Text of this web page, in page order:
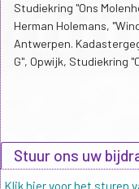
Studiekring "Ons
Herman Holemans,
Antwerpen.
G", Opwijk, Studiekring
Stuur ons uw
Klik hier voor het sturen